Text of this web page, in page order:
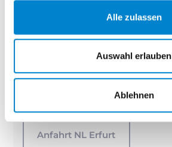
Alle zulassen
Auswahl erlauben
Ablehnen
Niederlassung Erfurt (Hö)
Anfahrt NL Erfurt